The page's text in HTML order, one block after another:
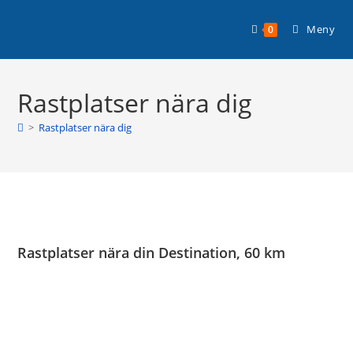
0 Meny
Rastplatser nära dig
> Rastplatser nära dig
Rastplatser nära din Destination, 60 km
Läs mer >